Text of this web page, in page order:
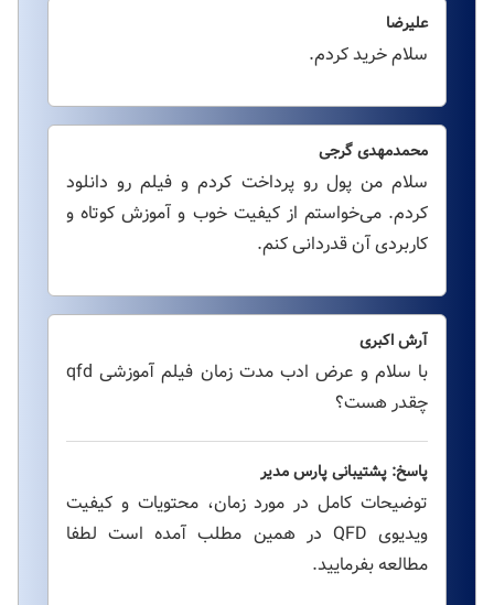
علیرضا
سلام خرید کردم.
محمدمهدی گرجی
سلام من پول رو پرداخت کردم و فیلم رو دانلود
کردم. می‌خواستم از کیفیت خوب و آموزش کوتاه و
کاربردی آن قدردانی کنم.
آرش اکبری
با سلام و عرض ادب مدت زمان فیلم آموزشی qfd
چقدر هست؟
پاسخ: پشتیبانی پارس مدیر
توضیحات کامل در مورد زمان، محتویات و کیفیت
ویدیوی QFD در همین مطلب آمده است لطفا
مطالعه بفرمایید.